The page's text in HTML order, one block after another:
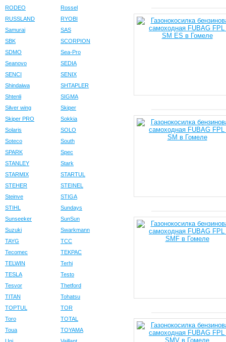
RODEO
Rossel
RUSSLAND
RYOBI
Samurai
SAS
SBK
SCORPION
SDMO
Sea-Pro
Seanovo
SEDIA
SENCI
SENIX
Shindaiwa
SHTAPLER
Shtenli
SIGMA
Silver wing
Skiper
Skiper PRO
Sokkia
Solaris
SOLO
Soteco
South
SPARK
Spec
STANLEY
Stark
STARMIX
STARTUL
STEHER
STEINEL
Steinve
STIGA
STIHL
Sundays
Sunseeker
SunSun
Suzuki
Swarkmann
TAYG
TCC
Tecomec
TEKPAC
TELWIN
Terhi
TESLA
Testo
Tesvor
Thetford
TITAN
Tohatsu
TOPTUL
TOR
Toro
TOTAL
Toua
TOYAMA